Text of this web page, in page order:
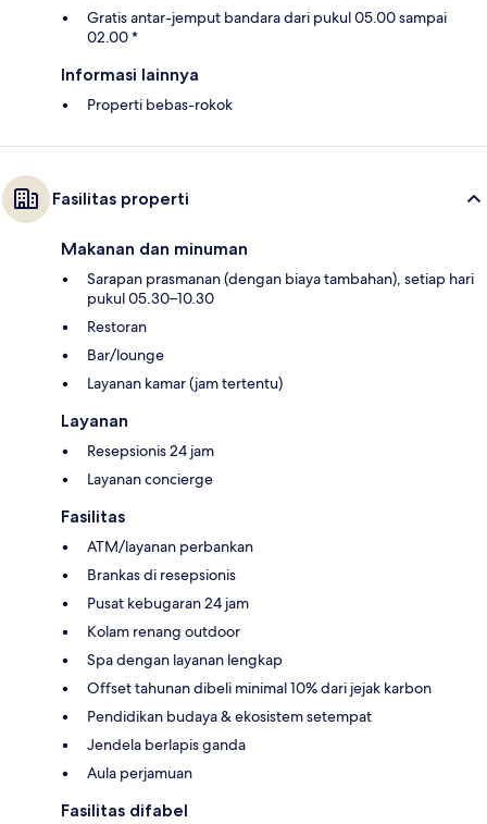
Gratis antar-jemput bandara dari pukul 05.00 sampai
02.00 *
Informasi lainnya
Properti bebas-rokok
Fasilitas properti
Makanan dan minuman
Sarapan prasmanan (dengan biaya tambahan), setiap hari
pukul 05.30–10.30
Restoran
Bar/lounge
Layanan kamar (jam tertentu)
Layanan
Resepsionis 24 jam
Layanan concierge
Fasilitas
ATM/layanan perbankan
Brankas di resepsionis
Pusat kebugaran 24 jam
Kolam renang outdoor
Spa dengan layanan lengkap
Offset tahunan dibeli minimal 10% dari jejak karbon
Pendidikan budaya & ekosistem setempat
Jendela berlapis ganda
Aula perjamuan
Fasilitas difabel